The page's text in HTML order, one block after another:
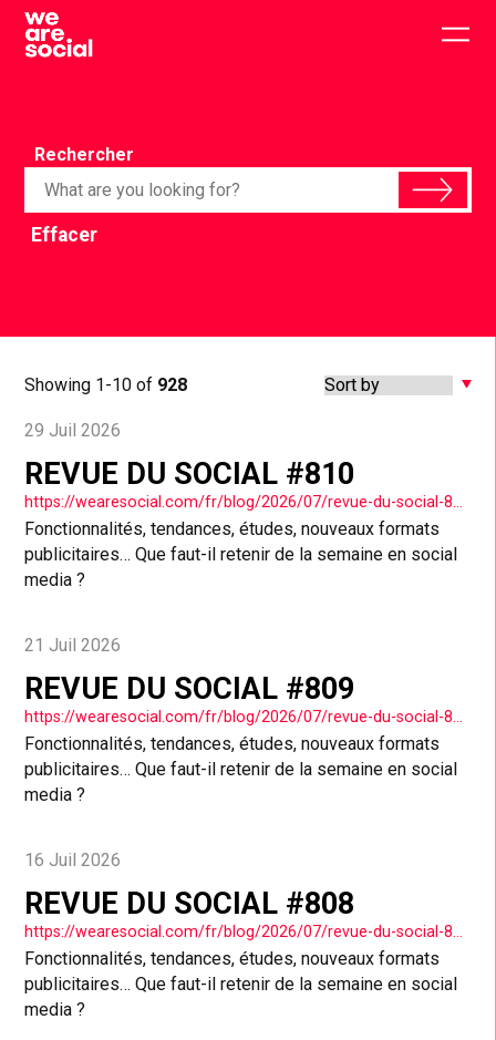
Skip
content
Rechercher
Effacer
Showing 1-10 of 928
29 Juil 2026
REVUE DU SOCIAL #810
Fonctionnalités, tendances, études, nouveaux formats
publicitaires… Que faut-il retenir de la semaine en social
media ?
21 Juil 2026
REVUE DU SOCIAL #809
Fonctionnalités, tendances, études, nouveaux formats
publicitaires… Que faut-il retenir de la semaine en social
media ?
16 Juil 2026
REVUE DU SOCIAL #808
Fonctionnalités, tendances, études, nouveaux formats
publicitaires… Que faut-il retenir de la semaine en social
media ?